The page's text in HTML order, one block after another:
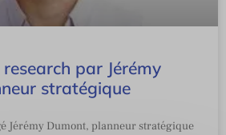
par Jérémy
stratégique
Jérémy Dumont, planneur stratégique